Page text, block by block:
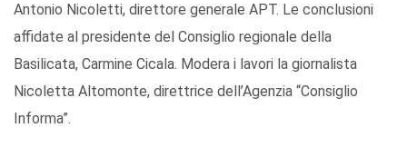
Antonio Nicoletti, direttore generale APT. Le conclusioni
affidate al presidente del Consiglio regionale della
Basilicata, Carmine Cicala. Modera i lavori la giornalista
Nicoletta Altomonte, direttrice dell’Agenzia “Consiglio
Informa”.